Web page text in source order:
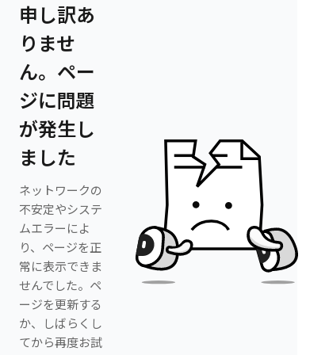
申し訳あ
りませ
ん。ペー
ジに問題
が発生し
ました
ネットワークの
不安定やシステ
ムエラーによ
り、ページを正
常に表示できま
せんでした。ペ
ージを更新する
か、しばらくし
てから再度お試